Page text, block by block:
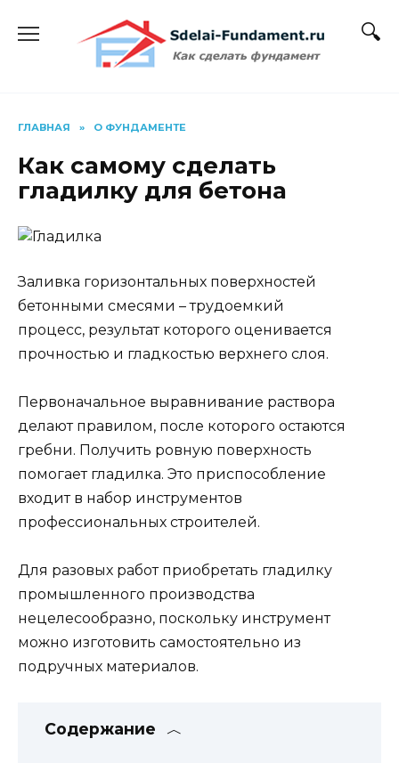
ГЛАВНАЯ » О ФУНДАМЕНТЕ
Как самому сделать
гладилку для бетона
Заливка горизонтальных поверхностей
бетонными смесями – трудоемкий
процесс, результат которого оценивается
прочностью и гладкостью верхнего слоя.
Первоначальное выравнивание раствора
делают правилом, после которого остаются
гребни. Получить ровную поверхность
помогает гладилка. Это приспособление
входит в набор инструментов
профессиональных строителей.
Для разовых работ приобретать гладилку
промышленного производства
нецелесообразно, поскольку инструмент
можно изготовить самостоятельно из
подручных материалов.
Содержание